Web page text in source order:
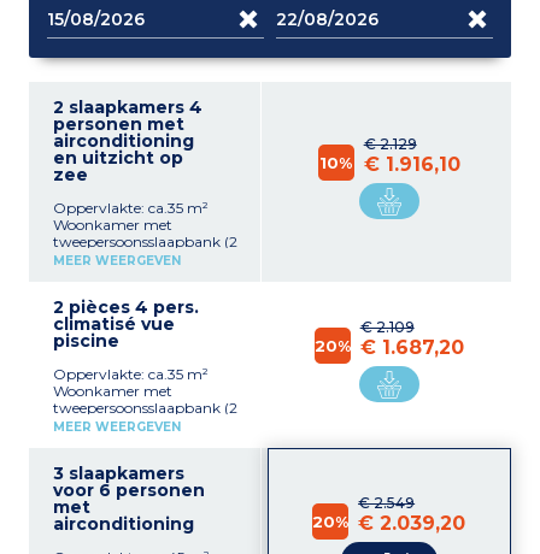
2 slaapkamers 4
personen met
airconditioning
en uitzicht op
zee
Oppervlakte: ca.35 m²
Woonkamer met
tweepersoonsslaapbank (2
aparte matrassen)
kookplaat, gecombineerde
magnetron,
koffiezetapparaat,
1 tweepersoonsbed (of 2
enkele bedden op
aanvraag)
Badkamer met bad of
MEER WEERGEVEN
€ 2.129
10% € 1.916,10
2 pièces 4 pers.
climatisé vue
piscine
Oppervlakte: ca.35 m²
Woonkamer met
tweepersoonsslaapbank (2
aparte matrassen) Volledig
gecombineerde
magnetron,
koffiezetapparaat,
koelkast) 1 slaapkamer met
MEER WEERGEVEN
€ 2.109
20% € 1.687,20
3 slaapkamers
voor 6 personen
met
airconditioning
€ 2.549
20% € 2.039,20